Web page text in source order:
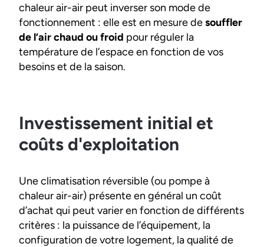
chaleur air-air peut inverser son mode de
fonctionnement : elle est en mesure desouffler
de l’air chaud ou froid pour réguler la
température de l’espace en fonction de vos
besoins et de la saison.
Investissement initial et
coûts d'exploitation
Une climatisation réversible (ou pompe à
chaleur air-air) présente en général un coût
d’achat qui peut varier en fonction de différents
critères : la puissance de l’équipement, la
configuration de votre logement, la qualité de